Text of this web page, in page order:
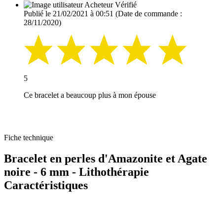
Acheteur Vérifié
Publié le 21/02/2021 à 00:51 (Date de commande :
28/11/2020)
5
Ce bracelet a beaucoup plus à mon épouse
Fiche technique
Bracelet en perles d'Amazonite et Agate
noire - 6 mm - Lithothérapie
Caractéristiques